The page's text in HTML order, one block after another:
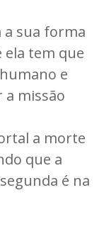
sua forma
ela tem que
e
missão
a morte
que a
é na